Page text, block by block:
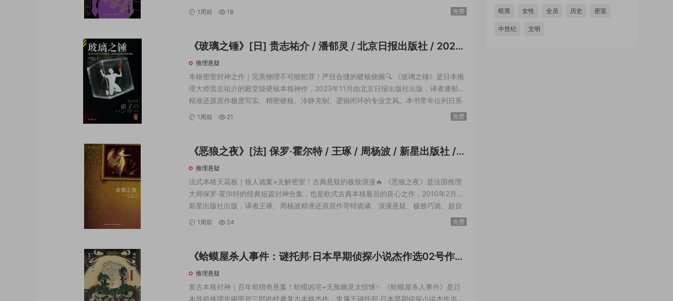
的长篇代表作，本书被誉为替身诡计的终极教科书，大胆挑战经典推理二十准则，以“全员
1周前 18 免费
《玻璃之锤》[日] 贵志祐介 / 潘郁灵 / 北京日报出版社 / 2023-
11推理悬疑
本格密室封神之作｜完美物理不可能犯罪！严丝合缝的硬核烧脑🔍 《玻璃之锤》是日本推
理大师贵志祐介的殿堂级硬核本格神作，2023年11月由北京日报出版社出版，译者潘郁灵
精准还原原作极度写实、精密硬核、冷静克制、逻辑闭环的专业文风。本书常年位列日系
密室推理榜单前列，彻底打破“密室诡计已被写尽”的僵局，摒弃玄学叙诡、巧合套路与强
1周前 21 免费
《恶狼之夜》[法] 保罗·霍尔特 / 王琢 / 周杨波 / 新星出版社 /
2010-2
推理悬疑
法式本格天花板｜狼人诡案+无解密室！古典悬疑的极致浪漫🔥 《恶狼之夜》是法国推理
大师保罗·霍尔特的经典短篇封神合集，也是欧式古典本格最后的良心之作，2010年2月由
新星出版社出版，译者王琢、周杨波精准还原原作哥特诡谲、浪漫悬疑、极致巧诡、超自
然谜面+硬核解答的独特文风。作为当代罕见的坚守古典本格、不可能犯罪的推理作家，保
1周前 24 免费
《蛤蟆屋杀人事件：谜托邦·日本早期侦探小说杰作选02号作
品》[日] 甲贺三郎 / 陈晓淇 / 北京联合出版公司 / 2023-11
推理悬疑
复古本格封神｜百年前猎奇悬案！蛤蟆凶宅+无脸幽灵太惊悚✨ 《蛤蟆屋杀人事件》是日
本战前推理先驱甲贺三郎的经典复古本格杰作，隶属于谜托邦·日本早期侦探小说杰作选系
暗黑 女性 全员 历史 密室
中世纪 文明